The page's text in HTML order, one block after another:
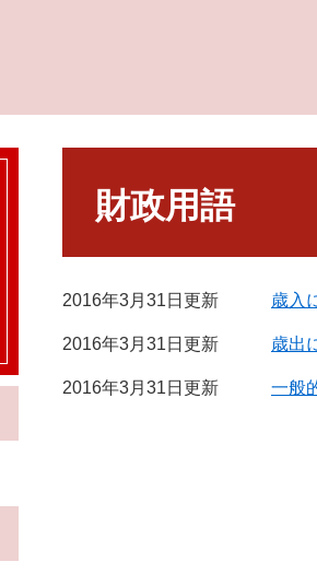
財政用語
2016年3月31日更新 歳入
2016年3月31日更新 歳出
2016年3月31日更新 一般